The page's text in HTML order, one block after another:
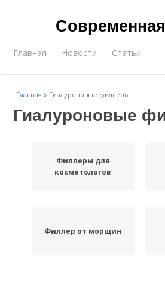
Главная Новости Статьи
Главная » Гиалуроновые филлеры
Гиалуроновые
Филлеры для
косметологов
Филлер от морщин